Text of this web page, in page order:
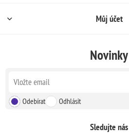
Můj účet
Novinky
Odebírat Odhlásit
Sledujte nás